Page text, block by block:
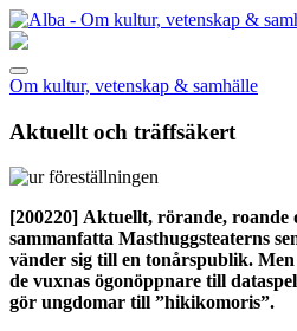
Om kultur, vetenskap & samhälle
Aktuellt och träffsäkert
[200220] Aktuellt, rörande, roande
sammanfatta Masthuggsteaterns
vänder sig till en tonårspublik.
de vuxnas ögonöppnare till
gör ungdomar till ”hikikomoris”.